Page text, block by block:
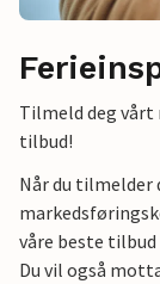
Tilmeld deg vårt
tilbud!
Når du tilmelder
våre beste
Du vil også